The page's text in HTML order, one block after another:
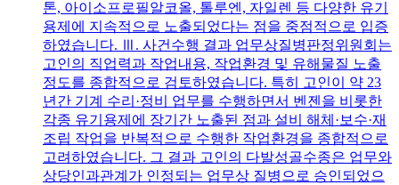
톤, 아이소프로필알코올, 톨루엔, 자일렌 등 다양한 유기
용제에 지속적으로 노출되었다는 점을 중점적으로 입증
하였습니다. Ⅲ. 사건수행 결과 업무상질병판정위원회는
고인의 직업력과 작업내용, 작업환경 및 유해물질 노출
정도를 종합적으로 검토하였습니다. 특히 고인이 약 23
년간 기계 수리·정비 업무를 수행하면서 벤젠을 비롯한
각종 유기용제에 장기간 노출된 점과 설비 해체·보수·재
조립 작업을 반복적으로 수행한 작업환경을 종합적으로
고려하였습니다. 그 결과 고인의 다발성골수종은 업무와
상당인과관계가 인정되는 업무상 질병으로 승인되었으